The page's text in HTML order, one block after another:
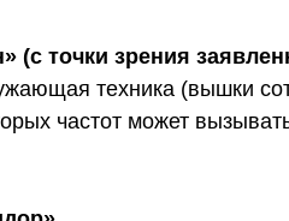
(с точки зрения
техника (вышки
частот может